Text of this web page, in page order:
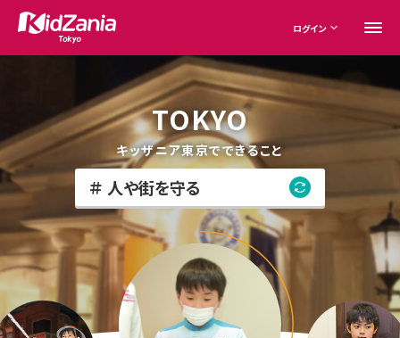
ログイン
TOKYO
キッザニア東京でできること
人や街を守る
人や街を守る
更
新